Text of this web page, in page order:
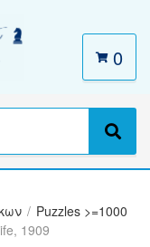
S
e
a
c
0
/ Puzzles >=1000
1909